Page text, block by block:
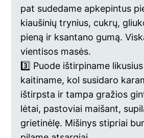
pat sudedame apkepintus
kiaušinių trynius, cukrų,
pieną ir ksantano gumą.
vientisos masės.
3️⃣ Puode ištirpiname
kaitiname, kol susidaro
ištirpsta ir tampa gražios
lėtai, pastoviai maišant,
grietinėlę. Mišinys stipriai